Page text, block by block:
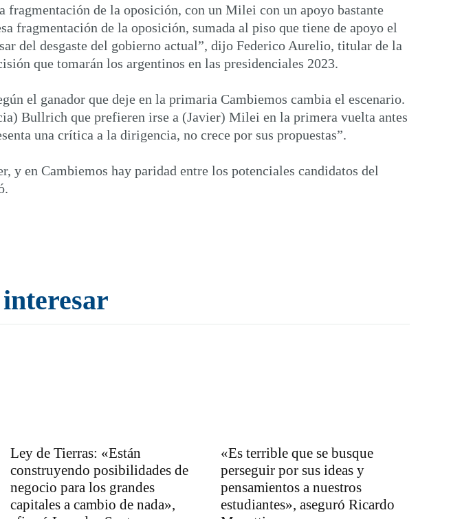
fragmentación de la oposición, con un Milei con un apoyo bastante
fragmentación de la oposición, sumada al piso que tiene de apoyo el
del desgaste del gobierno actual”, dijo Federico Aurelio, titular de la
que tomarán los argentinos en las presidenciales 2023.
el ganador que deje en la primaria Cambiemos cambia el escenario.
Bullrich que prefieren irse a (Javier) Milei en la primera vuelta antes
una crítica a la dirigencia, no crece por sus propuestas”.
y en Cambiemos hay paridad entre los potenciales candidatos del
Ley de Tierras: «Están
construyendo posibilidades de
negocio para los grandes
capitales a cambio de nada»,
«Es terrible que se busque
perseguir por sus ideas y
pensamientos a nuestros
estudiantes», aseguró Ricardo